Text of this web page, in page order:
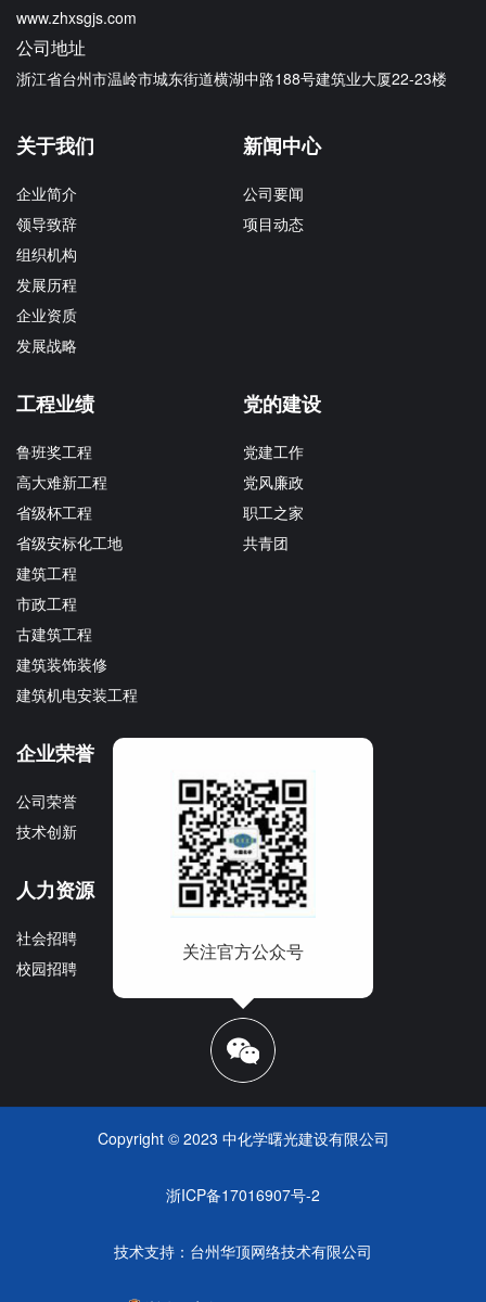
www.zhxsgjs.com
公司地址
浙江省台州市温岭市城东街道横湖中路188号建筑业大厦22-23楼
关于我们
企业简介
领导致辞
组织机构
发展历程
企业资质
发展战略
新闻中心
公司要闻
项目动态
工程业绩
鲁班奖工程
高大难新工程
省级杯工程
省级安标化工地
建筑工程
市政工程
古建筑工程
建筑装饰装修
建筑机电安装工程
党的建设
党建工作
党风廉政
职工之家
共青团
企业荣誉
公司荣誉
技术创新
文化理念
企业宣传册
人力资源
社会招聘
校园招聘
关注官方公众号
Copyright © 2023 中化学曙光建设有限公司
浙ICP备17016907号-2
技术支持： 台州华顶网络技术有限公司